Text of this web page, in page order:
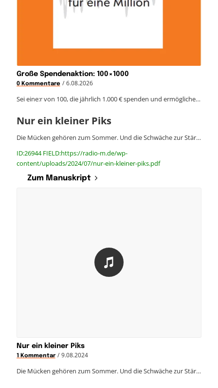
Große Spendenaktion: 100×1000
0 Kommentare / 6.08.2026
Sei eine:r von 100, die jährlich 1.000 € spenden und ermögliche…
Nur ein kleiner Piks
Die Mücken gehören zum Sommer. Und die Schwäche zur Stär…
ID:26944 FIELD:https://radio-m.de/wp-
content/uploads/2024/07/nur-ein-kleiner-piks.pdf
Zum Manuskript
Nur ein kleiner Piks
1 Kommentar / 9.08.2024
Die Mücken gehören zum Sommer. Und die Schwäche zur Stär…